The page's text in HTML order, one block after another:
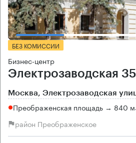
БЕЗ КОМИССИИ
Бизнес-центр
Электрозаводская
Москва, Электрозаводская
Преображенская площадь → 840 м
район Преображенское